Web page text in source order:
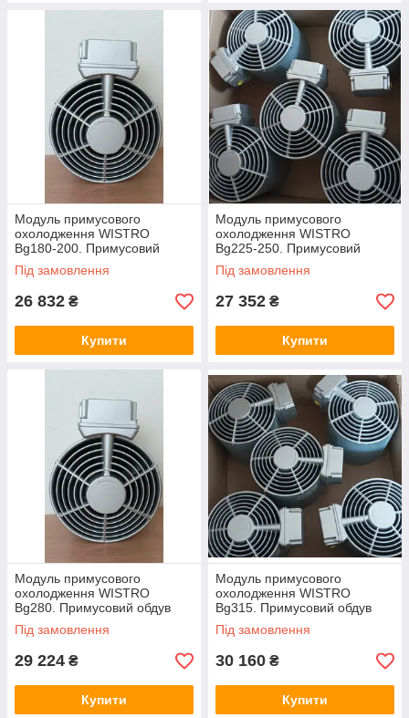
Модуль примусового
охолодження WISTRO
Bg180-200. Примусовий
обдув двигуна.
Під замовлення
26 832 ₴
Купити
Модуль примусового
охолодження WISTRO
Bg225-250. Примусовий
обдув двигуна.
Під замовлення
27 352 ₴
Купити
Модуль примусового
охолодження WISTRO
Bg280. Примусовий обдув
двигуна.
Під замовлення
29 224 ₴
Купити
Модуль примусового
охолодження WISTRO
Bg315. Примусовий обдув
двигуна.
Під замовлення
30 160 ₴
Купити